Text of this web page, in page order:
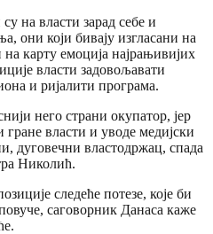
на власти зарад себе и
они који бивају изгласани на
карту емоција најрањивијих
власти задовољавати
и ријалити програма.
него страни окупатор, јер
гране власти и уводе медијски
дуговечни властодржац, спада
Николић.
следеће потезе, које би
саговорник Данаса каже